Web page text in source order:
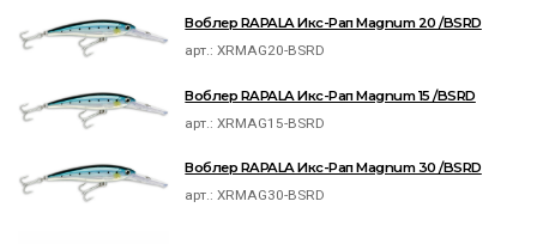
Воблер RAPALA Икс-Рап Magnum 20 /BSRD
арт.:XRMAG20-BSRD
Воблер RAPALA Икс-Рап Magnum 15 /BSRD
арт.:XRMAG15-BSRD
Воблер RAPALA Икс-Рап Magnum 30 /BSRD
арт.:XRMAG30-BSRD